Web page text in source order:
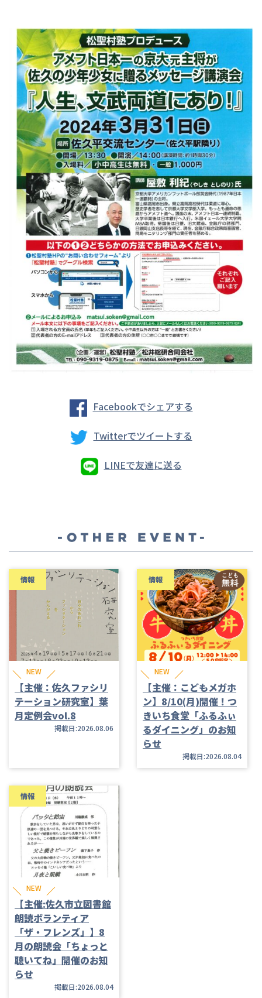
Facebookでシェアする
Twitterでツイートする
LINEで友達に送る
情報
NEW
【主催：佐久ファシリ
テーション研究室】葉
月定例会vol.8
掲載日:2026.08.06
情報
NEW
【主催：こどもメガホ
ン】8/10(月)開催！つ
きいち食堂「ふるふぃ
るダイニング」のお知
らせ
掲載日:2026.08.04
情報
NEW
【主催:佐久市立図書館
朗読ボランティア
「ザ・フレンズ」】8
月の朗読会「ちょっと
聴いてね」開催のお知
らせ
掲載日:2026.08.04